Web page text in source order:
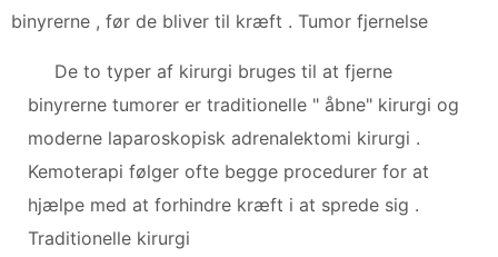
binyrerne , før de bliver til kræft . Tumor fjernelse
De to typer af kirurgi bruges til at fjerne
binyrerne tumorer er traditionelle " åbne" kirurgi og
moderne laparoskopisk adrenalektomi kirurgi .
Kemoterapi følger ofte begge procedurer for at
hjælpe med at forhindre kræft i at sprede sig .
Traditionelle kirurgi